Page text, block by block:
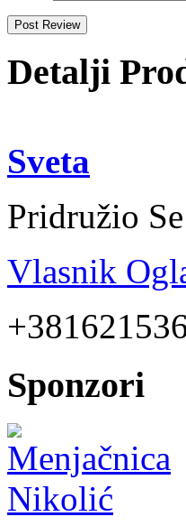
Detalji
Sveta
Pridružio
Vlasnik
Sponzori